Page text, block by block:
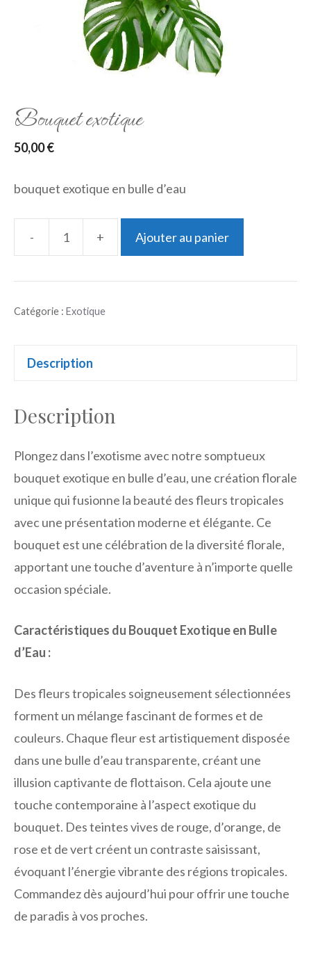
Bouquet exotique
50,00€
bouquet exotique en bulle d’eau
-
quantité
+ Ajouter au panier
Catégorie : Exotique
Description
Description
Plongez dans l’exotisme avec notre somptueux
bouquet exotique en bulle d’eau, une création florale
unique qui fusionne la beauté des fleurs tropicales
avec une présentation moderne et élégante. Ce
bouquet est une célébration de la diversité florale,
apportant une touche d’aventure à n’importe quelle
occasion spéciale.
Caractéristiques du Bouquet Exotique en Bulle
d’Eau :
Des fleurs tropicales soigneusement sélectionnées
forment un mélange fascinant de formes et de
couleurs. Chaque fleur est artistiquement disposée
dans une bulle d’eau transparente, créant une
illusion captivante de flottaison. Cela ajoute une
touche contemporaine à l’aspect exotique du
bouquet. Des teintes vives de rouge, d’orange, de
rose et de vert créent un contraste saisissant,
évoquant l’énergie vibrante des régions tropicales.
Commandez dès aujourd’hui pour offrir une touche
de paradis à vos proches.